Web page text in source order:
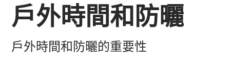
戶外時間和防曬
戶外時間和防曬的重要性